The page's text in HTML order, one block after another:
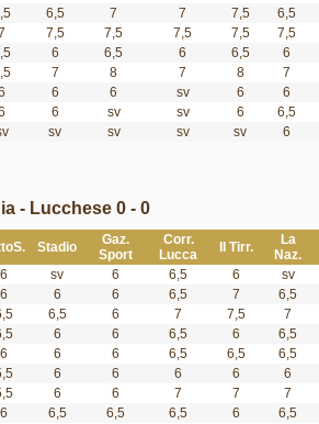
6,5 7 7 7,5
6,5
7,5 7,5 7,5 7,5
7,5
6 6,5 6 6,5
6
7 8 7 8
7
6 6 sv 6
6
6 sv sv 6
6,5
sv sv sv sv 6
- Lucchese 0 - 0
Stadio
Gaz.
Sport
Corr.
Lucca
Il Tirr.
La
Naz.
6 sv 6 6,5 6
sv
6 6 6 6,5 7
6,5
6,5 6 7 7,5
7
6 6 6,5 6
6,5
6 6 6 6,5 6,5
6,5
6 6 6 6
6
6 6 7 7
7
6 6,5 6,5 6,5 6
6,5